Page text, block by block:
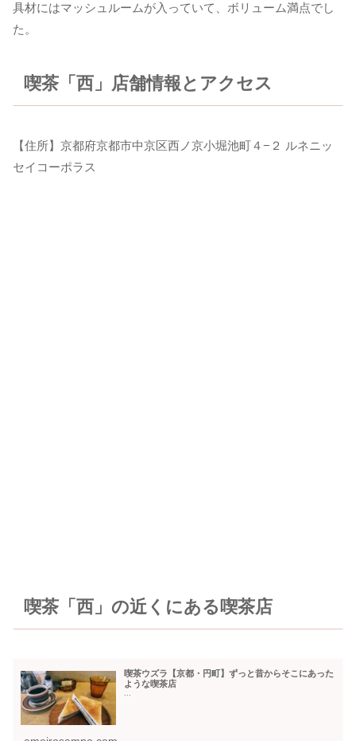
具材にはマッシュルームが入っていて、ボリューム満点でし
た。
喫茶「西」店舗情報とアクセス
【住所】京都府京都市中京区西ノ京小堀池町４−２ ルネニッ
セイコーポラス
喫茶「西」の近くにある喫茶店
喫茶ウズラ【京都・円町】ずっと昔からそこにあった
ような喫茶店
...